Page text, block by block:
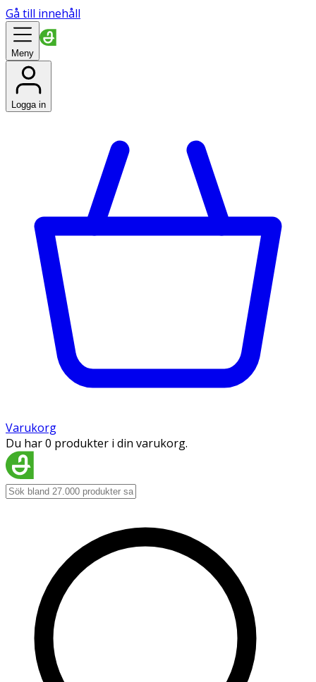
Gå till innehåll
Meny
Logga in
Varukorg
Du har 0 produkter i din varukorg.